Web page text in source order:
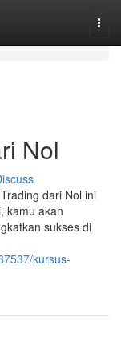
Nol
dari Nol ini
kamu akan
sukses di
kursus-